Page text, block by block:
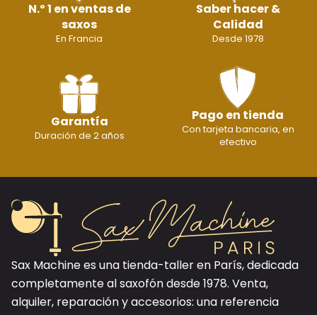
N.º 1 en ventas de
saxos
En Francia
Saber hacer &
Calidad
Desde 1978
Garantía
Duración de 2 años
Pago en tienda
Con tarjeta bancaria, en
efectivo
Sax Machine es una tienda-taller en París, dedicada
completamente al saxofón desde 1978. Venta,
alquiler, reparación y accesorios: una referencia